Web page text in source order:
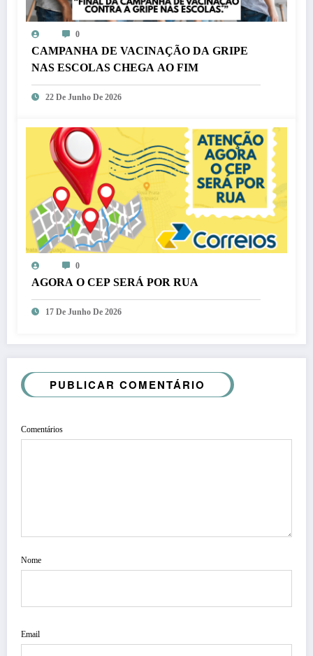
0
CAMPANHA DE VACINAÇÃO DA GRIPE
NAS ESCOLAS CHEGA AO FIM
22 De Junho De 2026
0
AGORA O CEP SERÁ POR RUA
17 De Junho De 2026
PUBLICAR COMENTÁRIO
Comentários
Nome
Email